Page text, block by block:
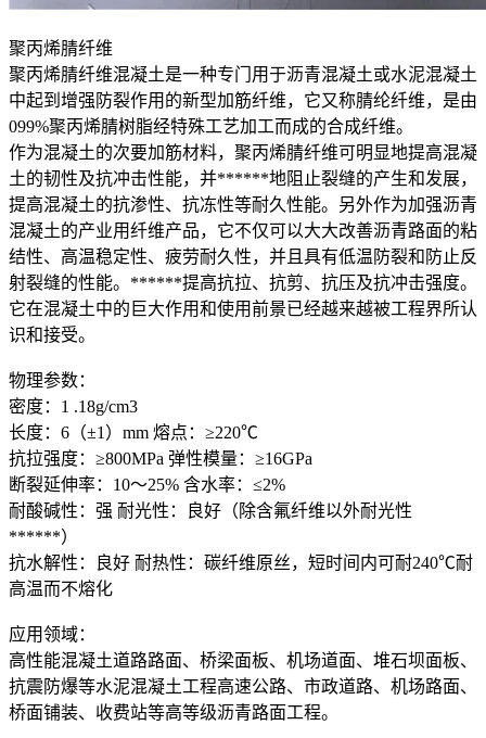
聚丙烯腈纤维
聚丙烯腈纤维混凝土是一种专门用于沥青混凝土或水泥混凝土
中起到增强防裂作用的新型加筋纤维，它又称腈纶纤维，是由
099%聚丙烯腈树脂经特殊工艺加工而成的合成纤维。
作为混凝土的次要加筋材料，聚丙烯腈纤维可明显地提高混凝
土的韧性及抗冲击性能，并******地阻止裂缝的产生和发展，
提高混凝土的抗渗性、抗冻性等耐久性能。另外作为加强沥青
混凝土的产业用纤维产品，它不仅可以大大改善沥青路面的粘
结性、高温稳定性、疲劳耐久性，并且具有低温防裂和防止反
射裂缝的性能。******提高抗拉、抗剪、抗压及抗冲击强度。
它在混凝土中的巨大作用和使用前景已经越来越被工程界所认
识和接受。
物理参数：
密度：1 .18g/cm3
长度：6（±1）mm 熔点：≥220℃
抗拉强度：≥800MPa 弹性模量：≥16GPa
断裂延伸率：10～25% 含水率：≤2%
耐酸碱性：强 耐光性：良好（除含氟纤维以外耐光性
******）
抗水解性：良好 耐热性：碳纤维原丝，短时间内可耐240℃耐
高温而不熔化
应用领域：
高性能混凝土道路路面、桥梁面板、机场道面、堆石坝面板、
抗震防爆等水泥混凝土工程高速公路、市政道路、机场路面、
桥面铺装、收费站等高等级沥青路面工程。